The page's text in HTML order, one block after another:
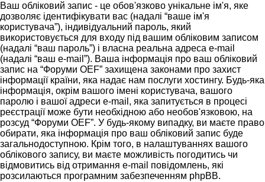
Ваш обліковий запис - це обов'язково унікальне ім'я, яке
дозволяє ідентифікувати вас (надалі “ваше ім'я
користувача”), індивідуальний пароль, який
використовується для входу під вашим обліковим записом
(надалі “ваш пароль”) і власна реальна адреса e-mail
(надалі “ваш e-mail”). Ваша інформація про ваш обліковий
запис на “Форуми OEF” захищена законами про захист
інформації країни, яка надає нам послуги хостингу. Будь-яка
інформація, окрім вашого імені користувача, вашого
паролю і вашої адреси e-mail, яка запитується в процесі
реєстрації може бути необхідною або необов'язковою, на
розсуд “Форуми OEF”. У будь-якому випадку, ви маєте право
обирати, яка інформація про ваш обліковий запис буде
загальнодоступною. Крім того, в налаштуваннях вашого
облікового запису, ви маєте можливість погодитись чи
відмовитись від отримання e-mail повідомлень, які
розсилаються програмним забезпеченням phpBB.